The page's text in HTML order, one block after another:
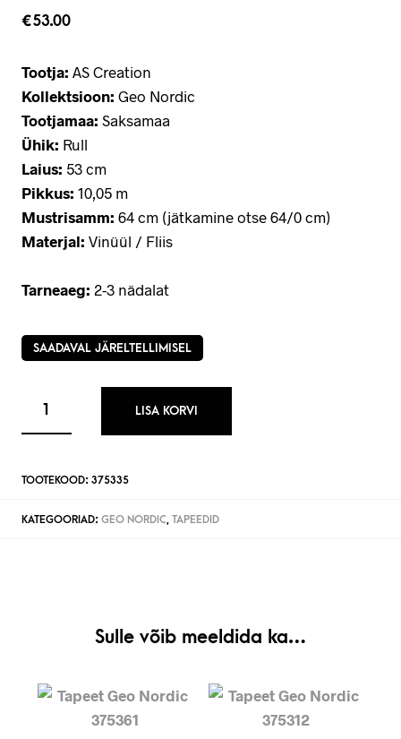
€53.00
Tootja: AS Creation
Kollektsioon: Geo Nordic
Tootjamaa: Saksamaa
Ühik: Rull
Laius: 53 cm
Pikkus: 10,05 m
Mustrisamm: 64 cm (jätkamine otse 64/0 cm)
Materjal: Vinüül / Fliis
Tarneaeg: 2-3 nädalat
SAADAVAL JÄRELTELLIMISEL
LISA KORVI
TOOTEKOOD: 375335
KATEGOORIAD: GEO NORDIC, TAPEEDID
Sulle võib meeldida ka…